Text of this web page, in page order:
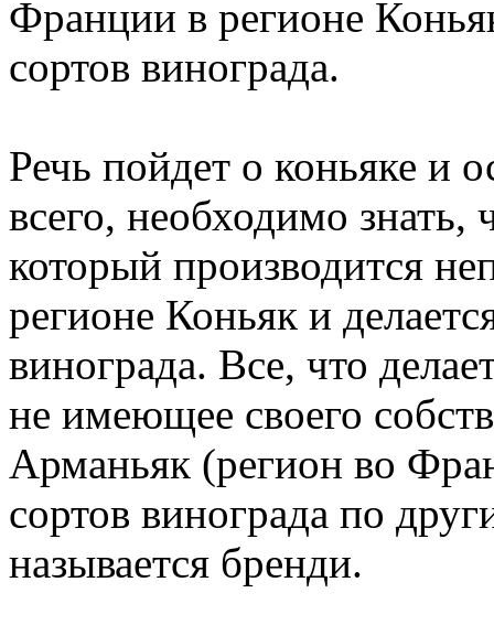
Франции в регионе
сортов винограда.
Речь пойдет о коньяке и
всего, необходимо
который производится
регионе Коньяк и
винограда. Все, что
не имеющее своего
Арманьяк (регион во
сортов винограда по
называется бренди.